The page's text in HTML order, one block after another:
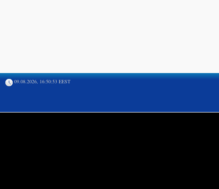
09.08.2026, 16:50:53 EEST